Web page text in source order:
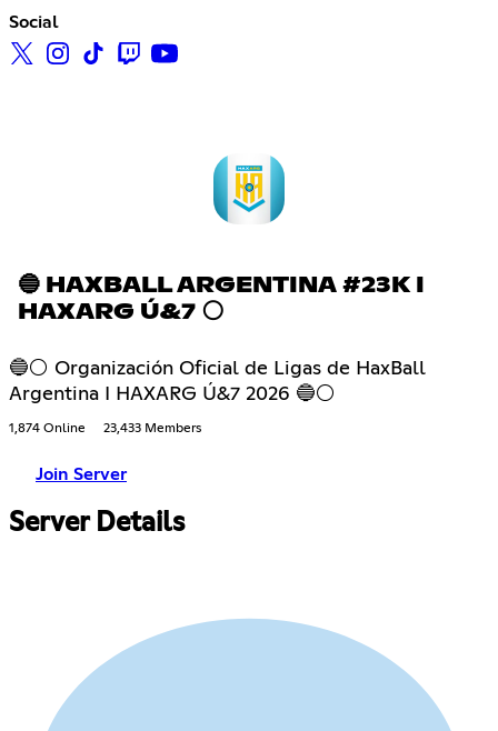
Social
🔵 HAXBALL ARGENTINA #23K I
HAXARG Ú&7 ⚪
🔵⚪ Organización Oficial de Ligas de HaxBall
Argentina I HAXARG Ú&7 2026 🔵⚪
1,874 Online 23,433 Members
Join Server
Server Details